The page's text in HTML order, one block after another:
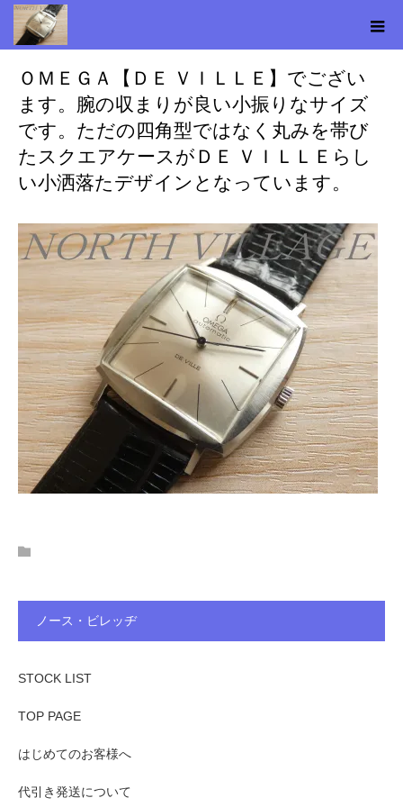
2025.05.29
ＯＭＥＧＡ【ＤＥ ＶＩＬＬＥ】でござい
ます。腕の収まりが良い小振りなサイズ
です。ただの四角型ではなく丸みを帯び
たスクエアケースがＤＥ ＶＩＬＬＥらし
い小洒落たデザインとなっています。
ノース・ビレッヂ
STOCK LIST
TOP PAGE
はじめてのお客様へ
代引き発送について